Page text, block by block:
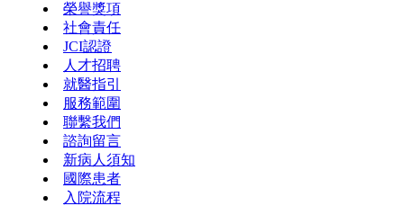
榮譽獎項
社會責任
JCI認證
人才招聘
就醫指引
服務範圍
聯繫我們
諮詢留言
新病人須知
國際患者
入院流程